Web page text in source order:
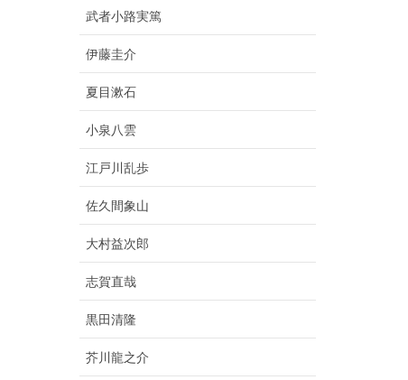
武者小路実篤
伊藤圭介
夏目漱石
小泉八雲
江戸川乱歩
佐久間象山
大村益次郎
志賀直哉
黒田清隆
芥川龍之介